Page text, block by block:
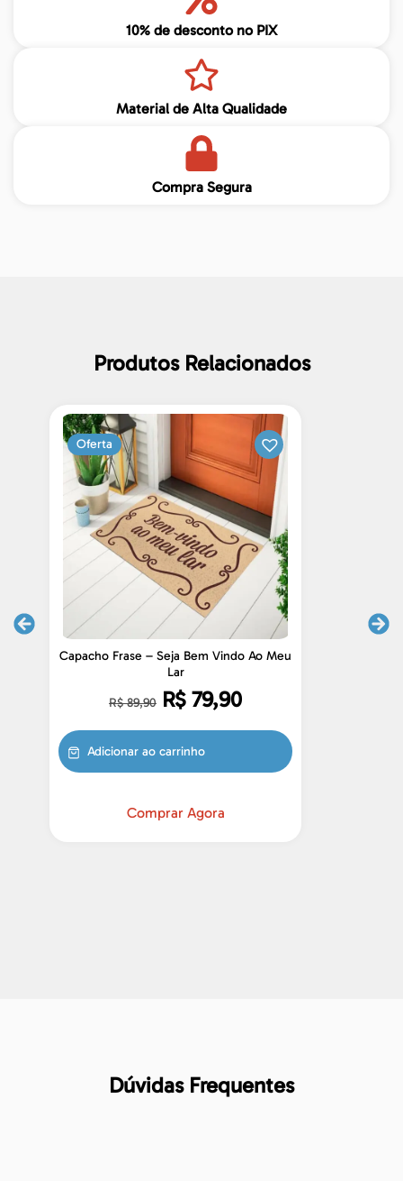
10% de desconto no PIX
Material de Alta Qualidade
Compra Segura
Produtos Relacionados
Oferta
Capacho Frase – Seja Bem Vindo Ao Meu
Lar
R$89,90 R$ 79,90
Adicionar ao carrinho
Comprar Agora
Dúvidas Frequentes